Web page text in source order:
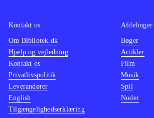
Kontakt os
Om Bibliotek.dk
Hjælp og vejledning
Kontakt os
Privatlivspolitik
Leverandører
English
Tilgængelighedserklæring
Afdelinger
Bøger
Artikler
Film
Musik
Spil
Noder